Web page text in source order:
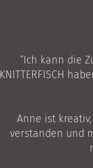
“Ich kann die
KNITTERFISCH
Anne ist
verstanden und